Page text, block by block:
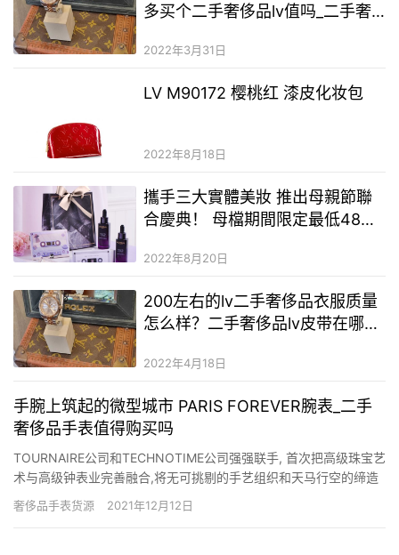
多买个二手奢侈品lv值吗_二手奢
2022年3月31日
LV M90172 樱桃红 漆皮化妆包
2022年8月18日
攜手三大實體美妝 推出母親節聯
合慶典！ 母檔期間限定最低48
L’OREAL PARIS 巴黎萊雅
2022年8月20日
200左右的lv二手奢侈品衣服质量
怎么样？二手奢侈品lv皮带在哪里
货源
2022年4月18日
手腕上筑起的微型城市 PARIS FOREVER腕表_二手
奢侈品手表值得购买吗
TOURNAIRE公司和TECHNOTIME公司强强联手, 首次把高级珠宝艺
术与高级钟表业完善融合,将无可挑剔的手艺组织和天马行空的缔造
力展现得淋漓尽致, 推出了此款卓越特殊的高精度手表. 此番互助设
计始于2010年10月, 通过最大限度地使用黄金配件,在机芯外面且直
奢侈品手表货源 2021年12月12日